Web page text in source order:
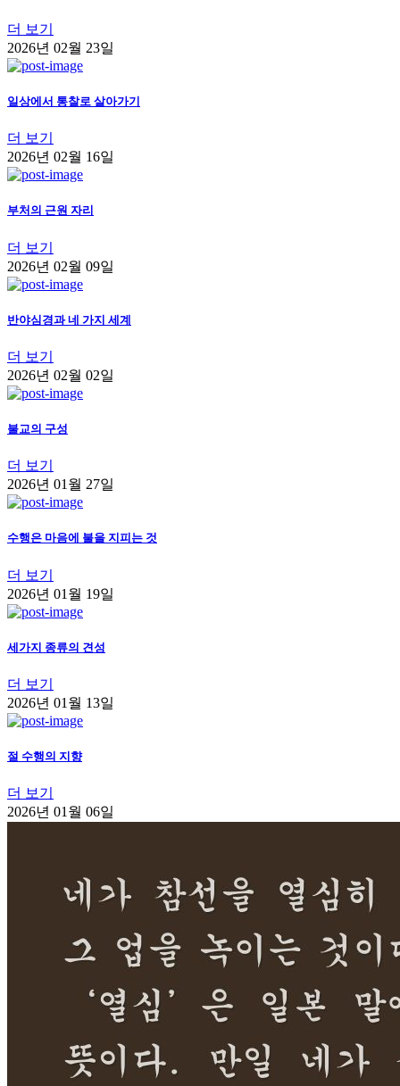
더 보기
2026년 02월 23일
일상에서 통찰로 살아가기
더 보기
2026년 02월 16일
부처의 근원 자리
더 보기
2026년 02월 09일
반야심경과 네 가지 세계
더 보기
2026년 02월 02일
불교의 구성
더 보기
2026년 01월 27일
수행은 마음에 불을 지피는 것
더 보기
2026년 01월 19일
세가지 종류의 견성
더 보기
2026년 01월 13일
절 수행의 지향
더 보기
2026년 01월 06일